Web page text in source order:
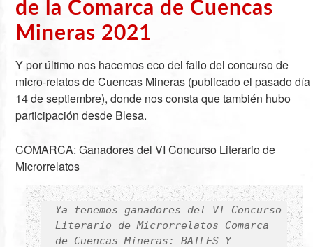
de la Comarca de Cuencas
Mineras 2021
Y por último nos hacemos eco del fallo del concurso de
micro-relatos de Cuencas Mineras (publicado el pasado día
14 de septiembre), donde nos consta que también hubo
participación desde Blesa.
COMARCA: Ganadores del VI Concurso Literario de
Microrrelatos
Ya tenemos ganadores del VI Concurso
Literario de Microrrelatos Comarca
de Cuencas Mineras: BAILES Y